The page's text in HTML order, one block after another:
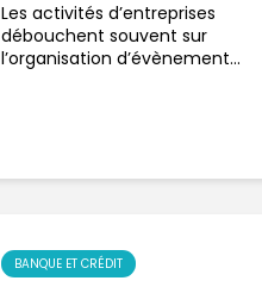
Les activités d’entreprises
débouchent souvent sur
l’organisation d’évènement...
BANQUE ET CRÉDIT